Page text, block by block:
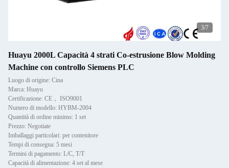
3/7
Huayu 2000L Capacità 4 strati Co-estrusione Blow Molding
Machine con controllo Siemens PLC
Luogo di origine: Cina
Marca: Huayu
Certificazione: CE， ISO9001
Numero di modello: HYBM-2004
Quantità di ordine minimo: 1 set
Prezzo: Negotiate
Imballaggi particolari: per contenitore
Tempi di consegna: 5 mesi
Termini di pagamento: L/C, T/T
Capacità di alimentazione: 4 set al mese